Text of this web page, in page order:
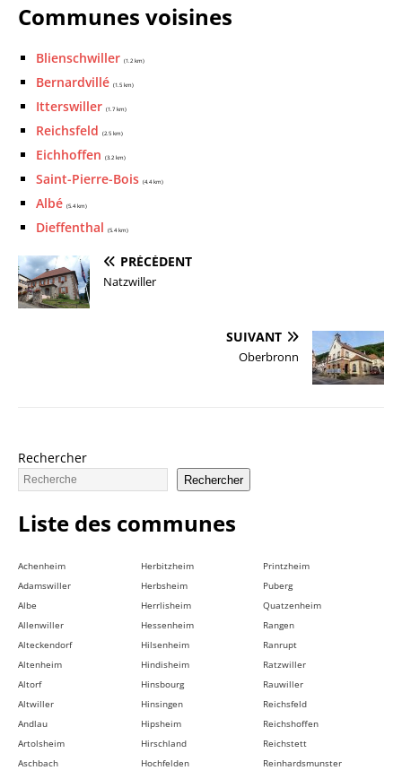
Communes voisines
Blienschwiller (1.2 km)
Bernardvillé (1.5 km)
Itterswiller (1.7 km)
Reichsfeld (2.5 km)
Eichhoffen (3.2 km)
Saint-Pierre-Bois (4.4 km)
Albé (5.4 km)
Dieffenthal (5.4 km)
PRÉCÉDENT
Natzwiller
SUIVANT
Oberbronn
Rechercher
Rechercher
Liste des communes
Achenheim
Adamswiller
Albe
Allenwiller
Alteckendorf
Altenheim
Altorf
Altwiller
Andlau
Artolsheim
Aschbach
Herbitzheim
Herbsheim
Herrlisheim
Hessenheim
Hilsenheim
Hindisheim
Hinsbourg
Hinsingen
Hipsheim
Hirschland
Hochfelden
Printzheim
Puberg
Quatzenheim
Rangen
Ranrupt
Ratzwiller
Rauwiller
Reichsfeld
Reichshoffen
Reichstett
Reinhardsmunster